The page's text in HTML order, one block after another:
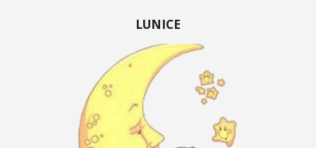
LUNICE